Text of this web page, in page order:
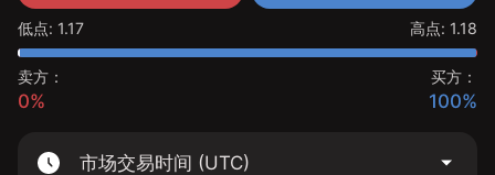
低点: 1.17 高点: 1.18
卖方：
0%
买方：
100%
市场交易时间 (UTC)